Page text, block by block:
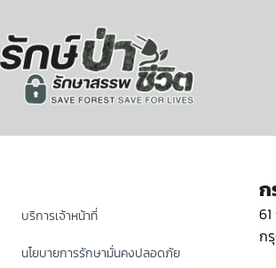
บริการเจ้าหน้าที่
นโยบายการรักษามั่นคงปลอดภัย
ก
ก